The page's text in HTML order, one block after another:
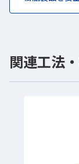
関連工法